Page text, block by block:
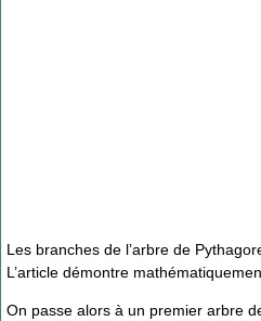
Les branches de l’arbre de
L’article démontre
On passe alors à un premier arbre